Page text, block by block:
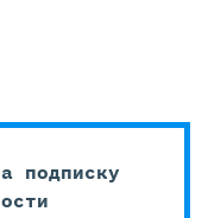
подписку